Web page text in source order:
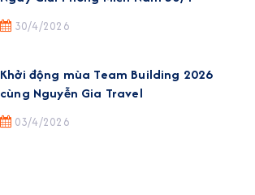
30/4/2026
Khởi động mùa Team Building 2026
cùng Nguyễn Gia Travel
03/4/2026